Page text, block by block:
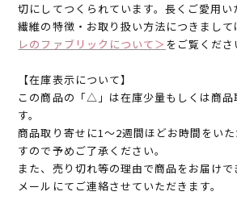
切にしてつくられています。長くご愛用
繊維の特徴・お取り扱い方法につきまして
レのファブリックについて＞ をご覧くださ
【在庫表示について】
この商品の「△」は在庫少量もしくは商品
す。
商品取り寄せに1～2週間ほどお時間をい
すので予めご了承ください。
また、売り切れ等の理由で商品をお届け
メールにてご連絡させていただきます。